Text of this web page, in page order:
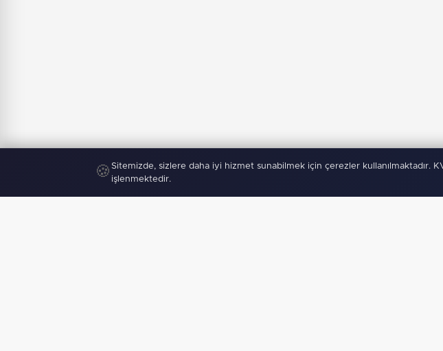
🍪 Sitemizde, sizlere daha iyi hizmet sunabilmek için çerezler kullanılmaktadır.
işlenmektedir.